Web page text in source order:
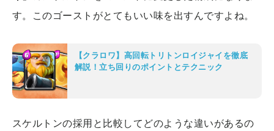
す。このゴーストがとてもいい味を出すんですよね。
【クラロワ】高回転トリトンロイジャイを徹底
解説！立ち回りのポイントとテクニック
スケルトンの採用と比較してどのような違いがあるの